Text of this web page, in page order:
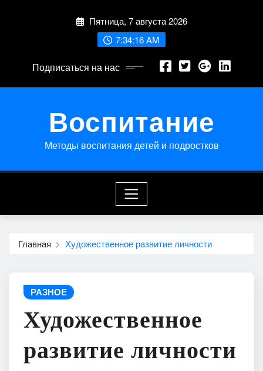
Пятница, 7 августа 2026
7:34:16 AM
Подписаться на нас
Воспитание
Методы воспитания детей и подростков
Главная Художественное развитие личности
РАЗНОЕ
Художественное
развитие личности